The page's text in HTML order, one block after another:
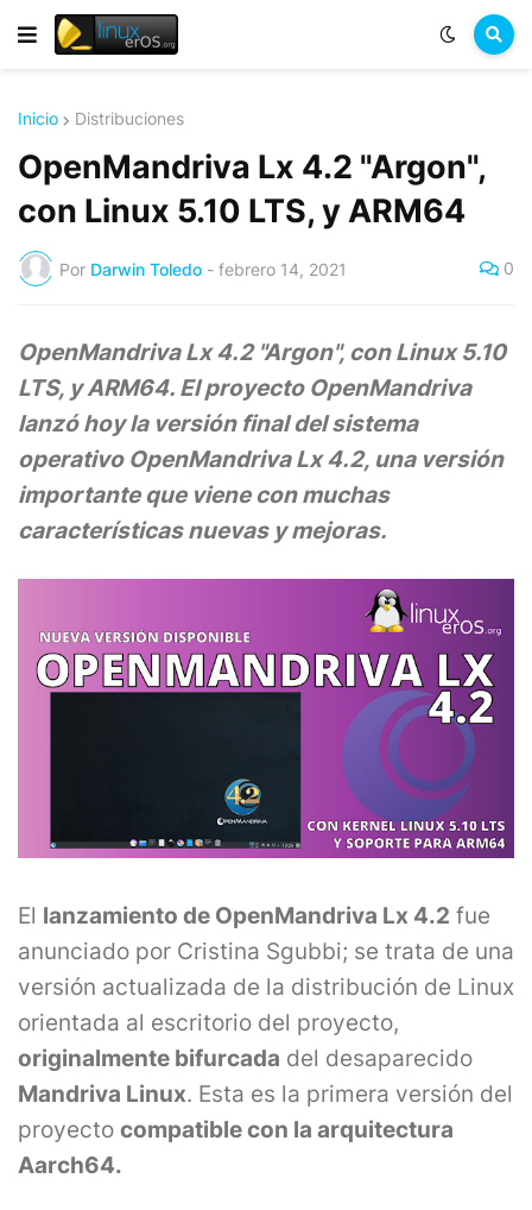
Inicio Distribuciones
OpenMandriva Lx 4.2 "Argon",
con Linux 5.10 LTS, y ARM64
Por Darwin Toledo - febrero 14, 2021 0
OpenMandriva Lx 4.2 "Argon", con Linux 5.10
LTS, y ARM64. El proyecto OpenMandriva
lanzó hoy la versión final del sistema
operativo OpenMandriva Lx 4.2, una versión
importante que viene con muchas
características nuevas y mejoras.
El lanzamiento de OpenMandriva Lx 4.2 fue
anunciado por Cristina Sgubbi; se trata de una
versión actualizada de la distribución de Linux
orientada al escritorio del proyecto,
originalmente bifurcada del desaparecido
Mandriva Linux. Esta es la primera versión del
proyecto compatible con la arquitectura
Aarch64.